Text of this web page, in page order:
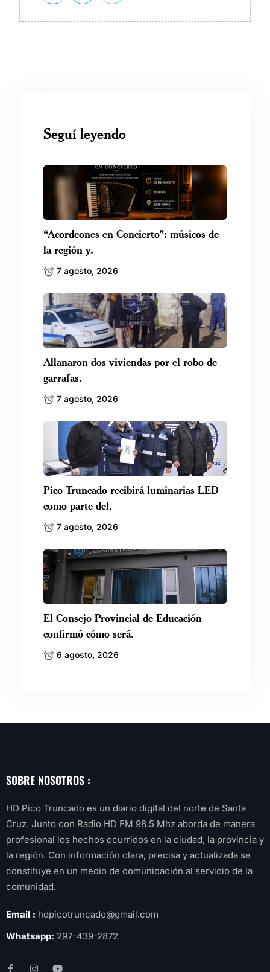
Seguí leyendo
“Acordeones en Concierto”: músicos de
la región y.
7 agosto, 2026
Allanaron dos viviendas por el robo de
garrafas.
7 agosto, 2026
Pico Truncado recibirá luminarias LED
como parte del.
7 agosto, 2026
El Consejo Provincial de Educación
confirmó cómo será.
6 agosto, 2026
SOBRE NOSOTROS :
HD Pico Truncado es un diario digital del norte de Santa
Cruz. Junto con Radio HD FM 98.5 Mhz aborda de manera
profesional los hechos ocurridos en la ciudad, la provincia y
la región. Con información clara, precisa y actualizada se
constituye en un medio de comunicación al servicio de la
comunidad.
Email : hdpicotruncado@gmail.com
Whatsapp: 297-439-2872